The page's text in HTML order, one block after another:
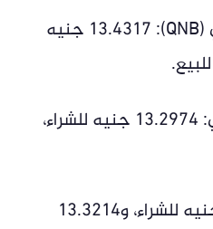
بنك قطر الوطني الأهلي (QNB): 13.4317 جنيه
مصرف أبوظبي الإسلامي: 13.2974 جنيه للشراء،
بنك القاهرة: 13.2789 جنيه للشراء، و13.3214